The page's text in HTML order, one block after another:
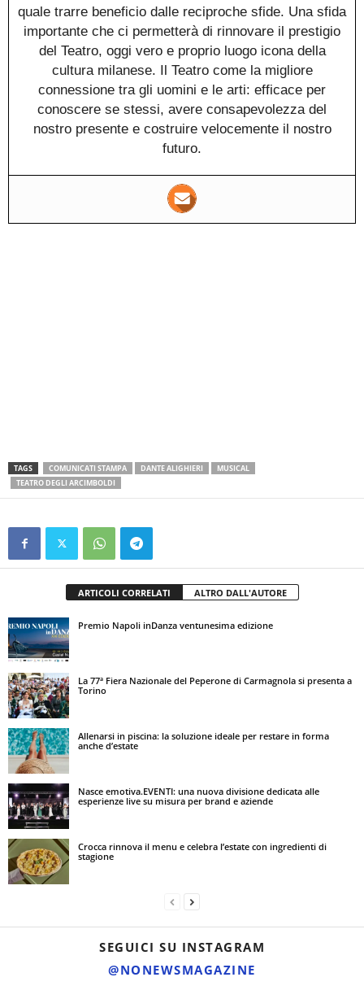
quale trarre beneficio dalle reciproche sfide. Una sfida
importante che ci permetterà di rinnovare il prestigio
del Teatro, oggi vero e proprio luogo icona della
cultura milanese. Il Teatro come la migliore
connessione tra gli uomini e le arti: efficace per
conoscere se stessi, avere consapevolezza del
nostro presente e costruire velocemente il nostro
futuro.
TAGS COMUNICATI STAMPA DANTE ALIGHIERI
MUSICAL
TEATRO DEGLI ARCIMBOLDI
ARTICOLI CORRELATI ALTRO DALL'AUTORE
Premio Napoli inDanza ventunesima edizione
La 77ª Fiera Nazionale del Peperone di Carmagnola si presenta a
Torino
Allenarsi in piscina: la soluzione ideale per restare in forma
anche d’estate
Nasce emotiva.EVENTI: una nuova divisione dedicata alle
esperienze live su misura per brand e aziende
Crocca rinnova il menu e celebra l’estate con ingredienti di
stagione
SEGUICI SU INSTAGRAM
@NONEWSMAGAZINE